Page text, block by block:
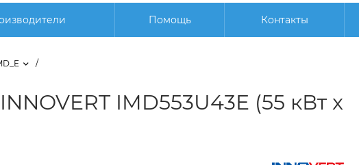
+7 (423)
20 32
Помощь Контакты
/
IMD553U43E (55 кВт x